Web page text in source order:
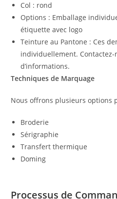
Col : rond
Options : Emballage
étiquette avec logo
Teinture au Pantone : Ces
individuellement.
d’informations.
Techniques de Marquage
Nous offrons plusieurs options
Broderie
Sérigraphie
Transfert thermique
Doming
Processus de